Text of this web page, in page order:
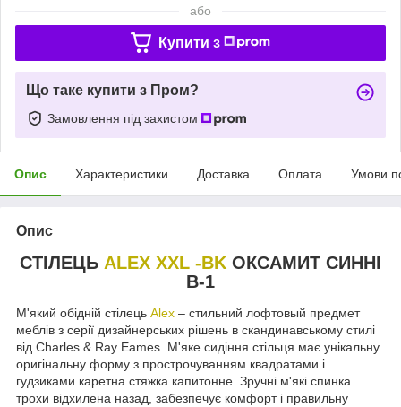
або
Купити з
Що таке купити з Пром?
Замовлення під захистом
Опис Характеристики Доставка Оплата Умови
Опис
СТІЛЕЦЬ ALEX XXL -BK ОКСАМИТ СИННІ
B-1
М'який обідній стілець Alex – стильний лофтовый предмет
меблів з серії дизайнерських рішень в скандинавському стилі
від Charles & Ray Eames. М'яке сидіння стільця має унікальну
оригінальну форму з прострочуванням квадратами і
гудзиками каретна стяжка капитонне. Зручні м'які спинка
трохи відхилена назад, забезпечує комфорт і правильну